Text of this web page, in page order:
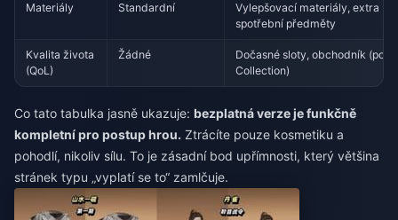
Materiály Standardní
Vylepšovací materiály, extra
spotřební předměty
Kvalita života
(QoL)
Žádné
Dočasné sloty, obchodník
Collection)
Co tato tabulka jasně ukazuje: bezplatná verze je funkčně
kompletní pro postup hrou. Ztrácíte pouze kosmetiku a
pohodlí, nikoliv sílu. To je zásadní bod upřímnosti, který většina
stránek typu „vyplatí se to“ zamlčuje.